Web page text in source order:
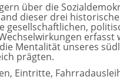
über die
dieser drei
gesellschaftlichen,
erfasst
Mentalität unseres
prägten.
Eintritte,